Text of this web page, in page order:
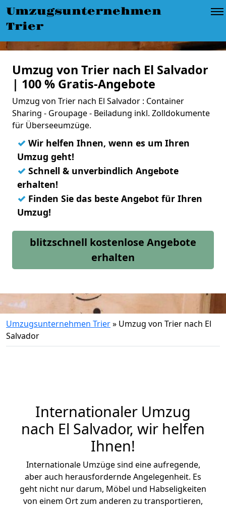
Umzugsunternehmen
Trier
Umzug von Trier nach El Salvador
| 100 % Gratis-Angebote
Umzug von Trier nach El Salvador : Container
Sharing - Groupage - Beiladung inkl. Zolldokumente
für Überseeumzüge.
✓ Wir helfen Ihnen, wenn es um Ihren
Umzug geht!
✓ Schnell & unverbindlich Angebote
erhalten!
✓ Finden Sie das beste Angebot für Ihren
Umzug!
blitzschnell kostenlose Angebote
erhalten
Umzugsunternehmen Trier» Umzug von Trier nach El
Salvador
Internationaler Umzug
nach El Salvador, wir helfen
Ihnen!
Internationale Umzüge sind eine aufregende,
aber auch herausfordernde Angelegenheit. Es
geht nicht nur darum, Möbel und Habseligkeiten
von einem Ort zum anderen zu transportieren,